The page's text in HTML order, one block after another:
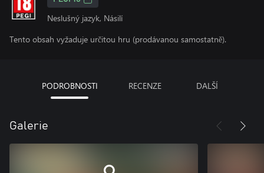
Neslušný jazyk, Násilí
Tento obsah vyžaduje určitou hru (prodávanou samostatně).
PODROBNOSTI RECENZE DALŠÍ
Galerie